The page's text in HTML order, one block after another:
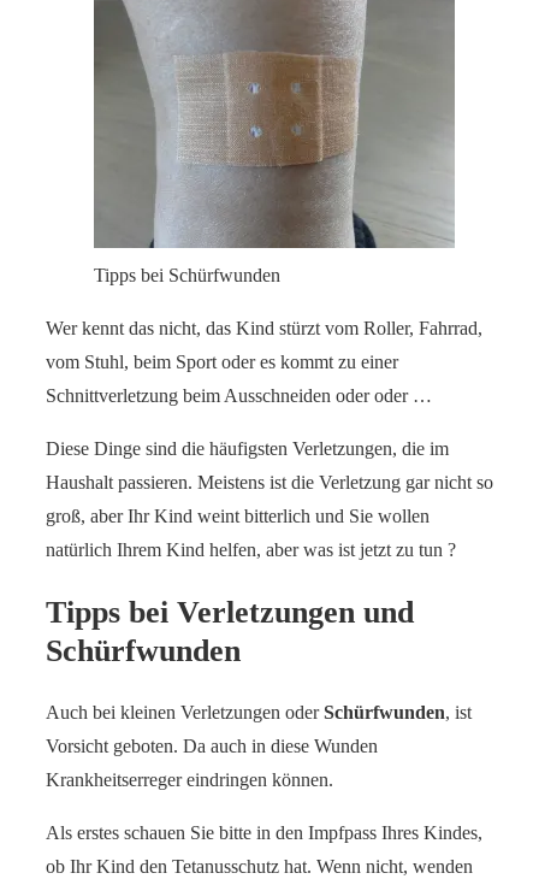
Tipps bei Schürfwunden
Wer kennt das nicht, das Kind stürzt vom Roller, Fahrrad,
vom Stuhl, beim Sport oder es kommt zu einer
Schnittverletzung beim Ausschneiden oder oder …
Diese Dinge sind die häufigsten Verletzungen, die im
Haushalt passieren. Meistens ist die Verletzung gar nicht so
groß, aber Ihr Kind weint bitterlich und Sie wollen
natürlich Ihrem Kind helfen, aber was ist jetzt zu tun ?
Tipps bei Verletzungen und
Schürfwunden
Auch bei kleinen Verletzungen oderSchürfwunden, ist
Vorsicht geboten. Da auch in diese Wunden
Krankheitserreger eindringen können.
Als erstes schauen Sie bitte in den Impfpass Ihres Kindes,
ob Ihr Kind den Tetanusschutz hat. Wenn nicht, wenden